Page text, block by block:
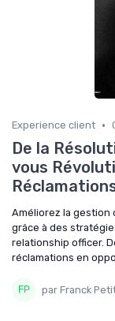
Experience client •
De la
vous
Améliorez la gestion
grâce à des
relationship officer.
réclamations en
par Franck